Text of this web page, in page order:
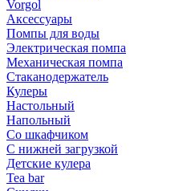
Vorgol
Аксессуары
Помпы для воды
Электрическая помпа
Механическая помпа
Стаканодержатель
Кулеры
Настольный
Напольный
Со шкафчиком
С нижней загрузкой
Детские кулера
Tea bar